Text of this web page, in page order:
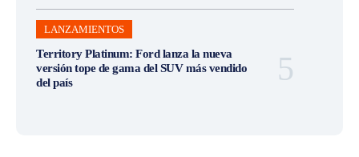
LANZAMIENTOS
Territory Platinum: Ford lanza la nueva
versión tope de gama del SUV más vendido
del país